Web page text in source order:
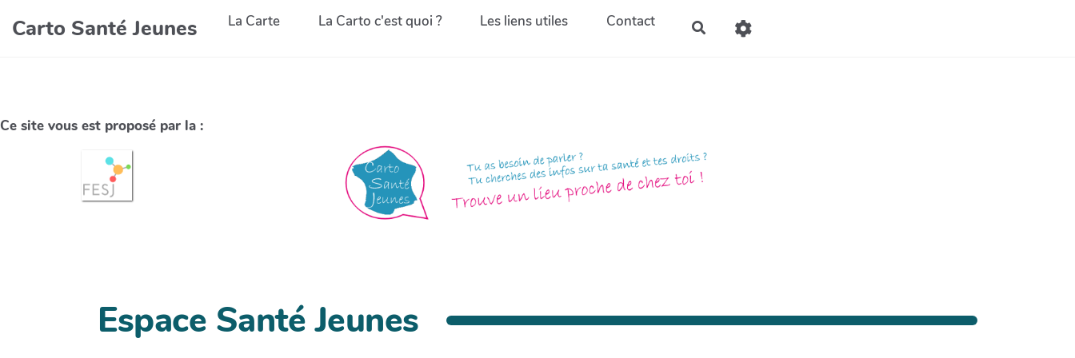
Carto Santé Jeunes La Carte La Carto c'est quoi ? Les liens utiles Contact
Ce site vous est proposé par la :
Espace Santé Jeunes